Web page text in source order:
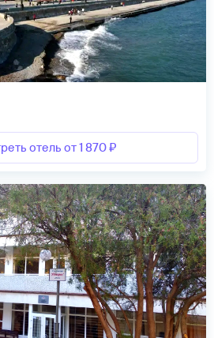
отель от 1 870 ₽